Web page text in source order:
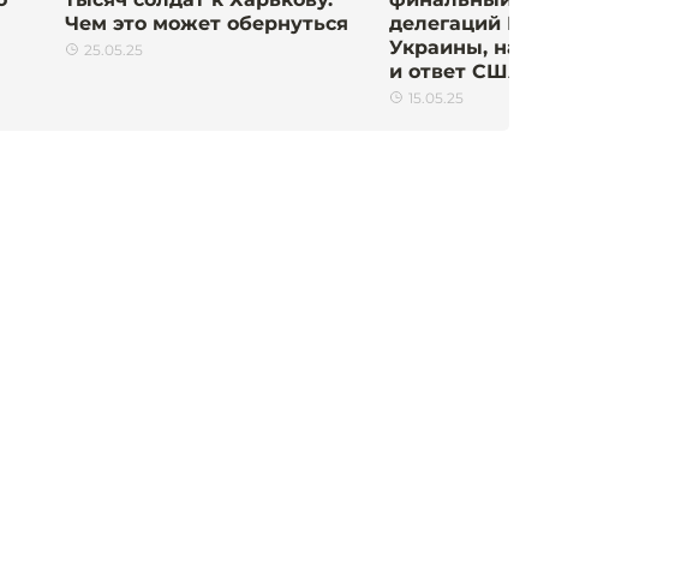
Чем это может обернуться
25.05.25
делегаций России и
Украины, напутствие Путина
и ответ США. Главное
15.05.25